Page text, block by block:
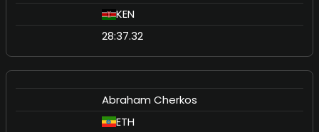
KEN
28:37.32
Abraham Cherkos
ETH